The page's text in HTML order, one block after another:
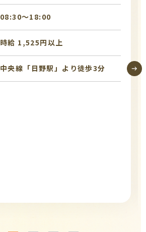
08:30〜18:00
時給 1,525円以上
中央線「日野駅」より徒歩3分